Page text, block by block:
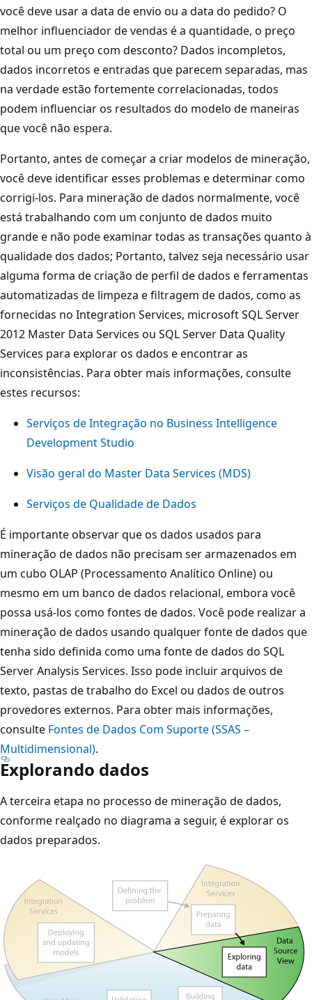
você deve usar a data de envio ou a data do pedido? O
melhor influenciador de vendas é a quantidade, o preço
total ou um preço com desconto? Dados incompletos,
dados incorretos e entradas que parecem separadas, mas
na verdade estão fortemente correlacionadas, todos
podem influenciar os resultados do modelo de maneiras
que você não espera.
Portanto, antes de começar a criar modelos de mineração,
você deve identificar esses problemas e determinar como
corrigi-los. Para mineração de dados normalmente, você
está trabalhando com um conjunto de dados muito
grande e não pode examinar todas as transações quanto à
qualidade dos dados; Portanto, talvez seja necessário usar
alguma forma de criação de perfil de dados e ferramentas
automatizadas de limpeza e filtragem de dados, como as
fornecidas no Integration Services, microsoft SQL Server
2012 Master Data Services ou SQL Server Data Quality
Services para explorar os dados e encontrar as
inconsistências. Para obter mais informações, consulte
estes recursos:
Serviços de Integração no Business Intelligence
Development Studio
Visão geral do Master Data Services (MDS)
Serviços de Qualidade de Dados
É importante observar que os dados usados para
mineração de dados não precisam ser armazenados em
um cubo OLAP (Processamento Analítico Online) ou
mesmo em um banco de dados relacional, embora você
possa usá-los como fontes de dados. Você pode realizar a
mineração de dados usando qualquer fonte de dados que
tenha sido definida como uma fonte de dados do SQL
Server Analysis Services. Isso pode incluir arquivos de
texto, pastas de trabalho do Excel ou dados de outros
provedores externos. Para obter mais informações,
consulte Fontes de Dados Com Suporte (SSAS –
Multidimensional).
Explorando dados
A terceira etapa no processo de mineração de dados,
conforme realçado no diagrama a seguir, é explorar os
dados preparados.